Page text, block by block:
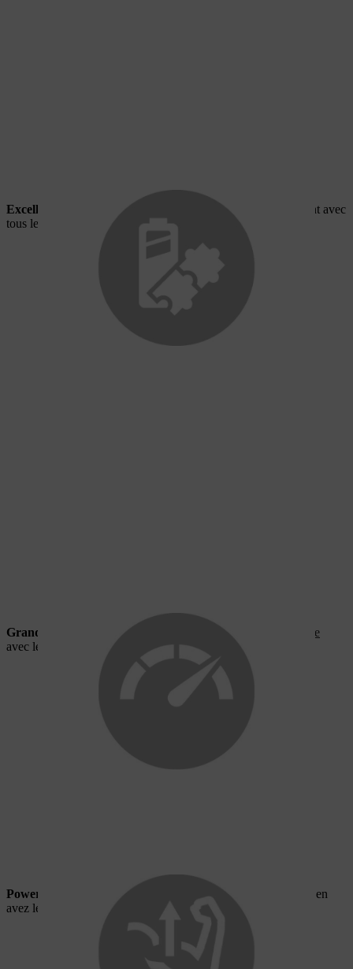
Excellente compatibilité batteries AP
fonctionnent avec
tous les outils AP, des taille-haies aux souffleurs
Grande autonomie
jusqu’à 1 500 Wh de capacité de batterie
avec les modèles à porter sur le dos
Power boost
plus de puissance instantanément lorsque vous en
avez le plus besoin